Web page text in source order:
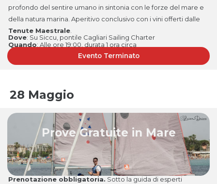
profondo del sentire umano in sintonia con le forze del mare e
della natura marina. Aperitivo conclusivo con i vini offerti dalle
Tenute Maestrale
Dove: Su Siccu, pontile Cagliari Sailing Charter
Quando: Alle ore 19:00, durata 1 ora circa
Evento Terminato
28 Maggio
Prove Gratuite in Mare
Prenotazione obbligatoria. Sotto la guida di esperti